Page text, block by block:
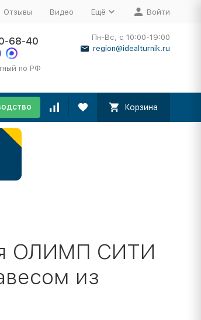
Отзывы Видео Ещё Войти
68-40
по РФ
Пн-Вс, с 10:00-19:00
region@idealturnik.ru
Корзина
ОЛИМП СИТИ
из